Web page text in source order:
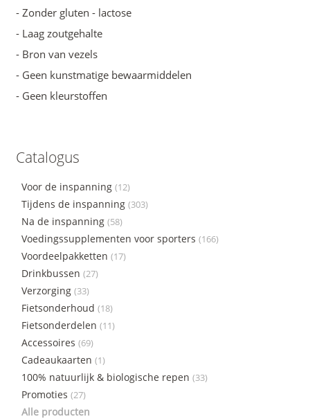
- Zonder gluten - lactose
- Laag zoutgehalte
- Bron van vezels
- Geen kunstmatige bewaarmiddelen
- Geen kleurstoffen
Catalogus
Voor de inspanning (12)
Tijdens de inspanning (303)
Na de inspanning (58)
Voedingssupplementen voor sporters (166)
Voordeelpakketten (17)
Drinkbussen (27)
Verzorging (33)
Fietsonderhoud (18)
Fietsonderdelen (11)
Accessoires (69)
Cadeaukaarten (1)
100% natuurlijk & biologische repen (33)
Promoties (27)
Alle producten